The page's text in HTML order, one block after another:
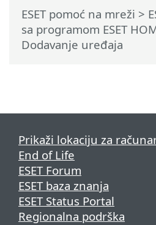
ESET pomoć na mreži >
sa programom ESET
Dodavanje uređaja
Prikaži lokaciju za
End of Life
ESET Forum
ESET baza znanja
ESET Status Portal
Regionalna podrška